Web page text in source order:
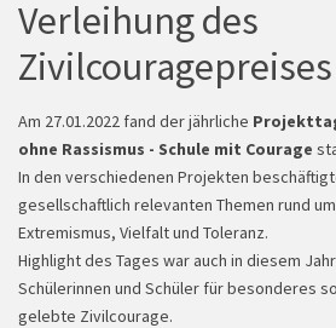
Klassenfahrt
Verleihung des
Am 27.01.2022 fand der jährliche
ohne Rassismus - Schule mit Courage
In den verschiedenen Projekten
gesellschaftlich relevanten Themen rund
Extremismus, Vielfalt und Toleranz.
Highlight des Tages war auch in diesem
Schülerinnen und Schüler für besonderes
gelebte Zivilcourage.